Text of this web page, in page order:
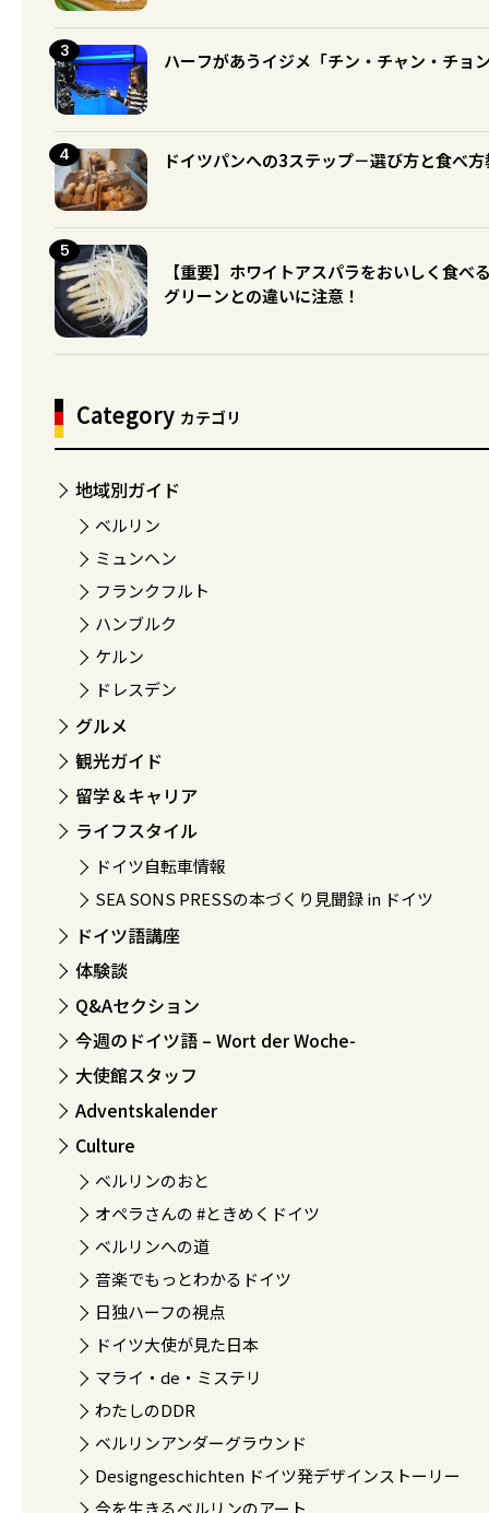
ハーフがあうイジメ「チン・チャン・チョ
ドイツパンへの3ステップ－選び方と食べ
【重要】ホワイトアスパラをおいしく食
グリーンとの違いに注意！
Category カテゴリ
地域別ガイド
ベルリン
ミュンヘン
フランクフルト
ハンブルク
ケルン
ドレスデン
グルメ
観光ガイド
留学＆キャリア
ライフスタイル
ドイツ自転車情報
SEA SONS PRESSの本づくり見聞録 in ドイツ
ドイツ語講座
体験談
Q&Aセクション
今週のドイツ語 – Wort der Woche-
大使館スタッフ
Adventskalender
Culture
ベルリンのおと
オペラさんの #ときめくドイツ
ベルリンへの道
音楽でもっとわかるドイツ
日独ハーフの視点
ドイツ大使が見た日本
マライ・de・ミステリ
わたしのDDR
ベルリンアンダーグラウンド
Designgeschichten ドイツ発デザインストーリー
今を生きるベルリンのアート